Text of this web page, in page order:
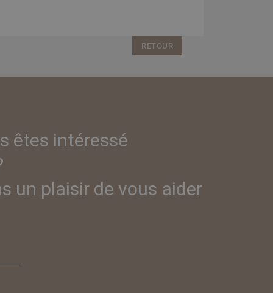
RETOUR
êtes intéressé
un plaisir de vous aider